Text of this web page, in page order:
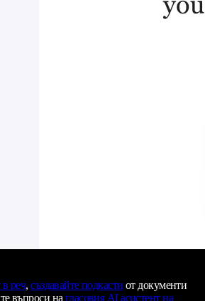
в реч,създавайте подкасти от документи
въпроси нагласовия AI асистент на